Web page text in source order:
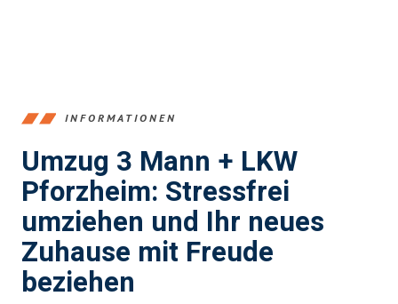
INFORMATIONEN
Umzug 3 Mann + LKW
Pforzheim: Stressfrei
umziehen und Ihr neues
Zuhause mit Freude
beziehen